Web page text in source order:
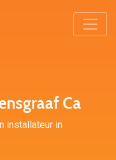
Ca
installateur in